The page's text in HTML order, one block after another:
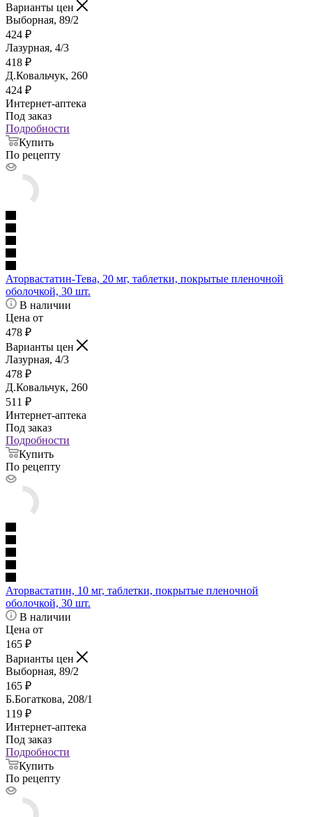
Варианты цен
Выборная, 89/2
424 ₽
Лазурная, 4/3
418 ₽
Д.Ковальчук, 260
424 ₽
Интернет-аптека
Под заказ
Подробности
Купить
По рецепту
Аторвастатин-Тева, 20 мг, таблетки, покрытые пленочной
оболочкой, 30 шт.
В наличии
Цена от
478 ₽
Варианты цен
Лазурная, 4/3
478 ₽
Д.Ковальчук, 260
511 ₽
Интернет-аптека
Под заказ
Подробности
Купить
По рецепту
Аторвастатин, 10 мг, таблетки, покрытые пленочной
оболочкой, 30 шт.
В наличии
Цена от
165 ₽
Варианты цен
Выборная, 89/2
165 ₽
Б.Богаткова, 208/1
119 ₽
Интернет-аптека
Под заказ
Подробности
Купить
По рецепту